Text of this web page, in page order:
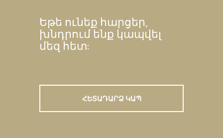
Եթե ունեք հարցեր,
խնդրում ենք կապվել
մեզ հետ:
ՀԵՏԱԴԱՐՁ ԿԱՊ